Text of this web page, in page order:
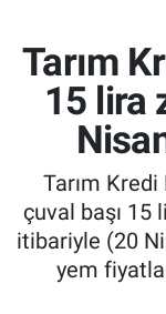
Tarım
15 lira
Tarım
çuval başı 15
itibariyle (20
yem
Tarımsal
Tarım
Tarım
Pankobirlik
Tüm
Son Dakika